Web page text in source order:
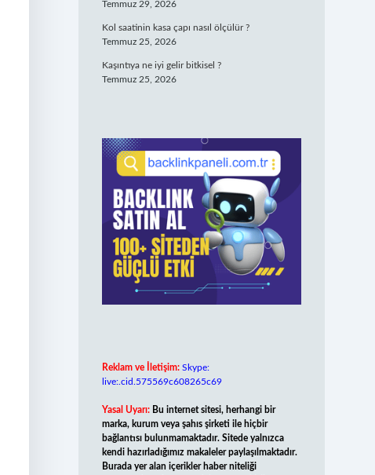
Temmuz 29, 2026
Kol saatinin kasa çapı nasıl ölçülür ?
Temmuz 25, 2026
Kaşıntıya ne iyi gelir bitkisel ?
Temmuz 25, 2026
Reklam ve İletişim: Skype:
live:.cid.575569c608265c69
Yasal Uyarı: Bu internet sitesi, herhangi bir
marka, kurum veya şahıs şirketi ile hiçbir
bağlantısı bulunmamaktadır. Sitede yalnızca
kendi hazırladığımız makaleler paylaşılmaktadır.
Burada yer alan içerikler haber niteliği